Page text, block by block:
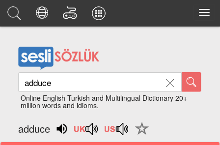
Online English Turkish and Multilingual Dictionary 20+
million words and idioms.
adduce